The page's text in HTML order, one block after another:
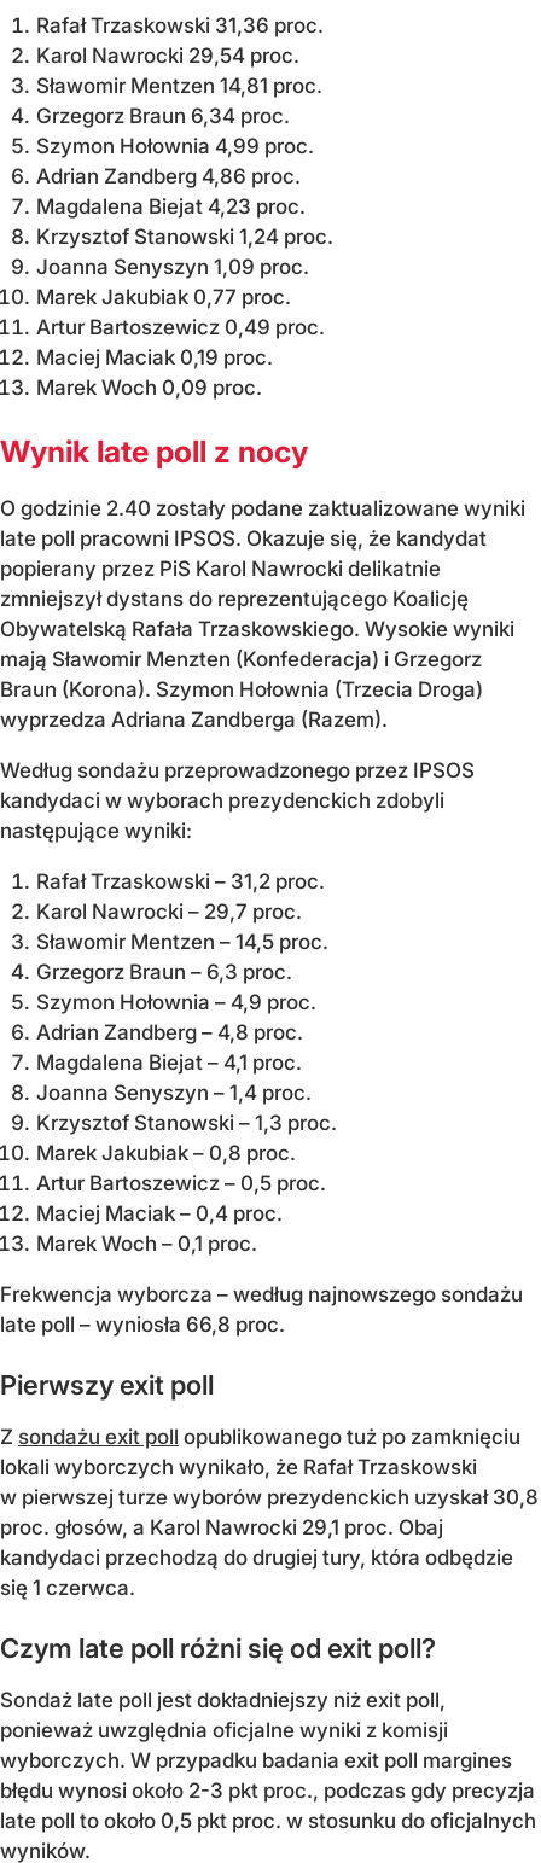
Rafał Trzaskowski 31,36 proc.
Karol Nawrocki 29,54 proc.
Sławomir Mentzen 14,81 proc.
Grzegorz Braun 6,34 proc.
Szymon Hołownia 4,99 proc.
Adrian Zandberg 4,86 proc.
Magdalena Biejat 4,23 proc.
Krzysztof Stanowski 1,24 proc.
Joanna Senyszyn 1,09 proc.
Marek Jakubiak 0,77 proc.
Artur Bartoszewicz 0,49 proc.
Maciej Maciak 0,19 proc.
Marek Woch 0,09 proc.
Wynik late poll z nocy
O godzinie 2.40 zostały podane zaktualizowane wyniki
late poll pracowni IPSOS. Okazuje się, że kandydat
popierany przez PiS Karol Nawrocki delikatnie
zmniejszył dystans do reprezentującego Koalicję
Obywatelską Rafała Trzaskowskiego. Wysokie wyniki
mają Sławomir Menzten (Konfederacja) i Grzegorz
Braun (Korona). Szymon Hołownia (Trzecia Droga)
wyprzedza Adriana Zandberga (Razem).
Według sondażu przeprowadzonego przez IPSOS
kandydaci w wyborach prezydenckich zdobyli
następujące wyniki:
Rafał Trzaskowski – 31,2 proc.
Karol Nawrocki – 29,7 proc.
Sławomir Mentzen – 14,5 proc.
Grzegorz Braun – 6,3 proc.
Szymon Hołownia – 4,9 proc.
Adrian Zandberg – 4,8 proc.
Magdalena Biejat – 4,1 proc.
Joanna Senyszyn – 1,4 proc.
Krzysztof Stanowski – 1,3 proc.
Marek Jakubiak – 0,8 proc.
Artur Bartoszewicz – 0,5 proc.
Maciej Maciak – 0,4 proc.
Marek Woch – 0,1 proc.
Frekwencja wyborcza – według najnowszego sondażu
late poll – wyniosła 66,8 proc.
Pierwszy exit poll
Z sondażu exit poll opublikowanego tuż po zamknięciu
lokali wyborczych wynikało, że Rafał Trzaskowski
w pierwszej turze wyborów prezydenckich uzyskał 30,8
proc. głosów, a Karol Nawrocki 29,1 proc. Obaj
kandydaci przechodzą do drugiej tury, która odbędzie
się 1 czerwca.
Czym late poll różni się od exit poll?
Sondaż late poll jest dokładniejszy niż exit poll,
ponieważ uwzględnia oficjalne wyniki z komisji
wyborczych. W przypadku badania exit poll margines
błędu wynosi około 2-3 pkt proc., podczas gdy precyzja
late poll to około 0,5 pkt proc. w stosunku do oficjalnych
wyników.